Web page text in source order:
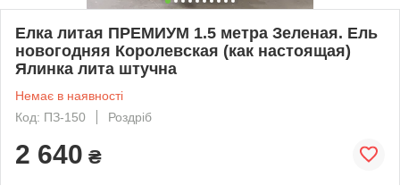
Елка литая ПРЕМИУМ 1.5 метра Зеленая. Ель
новогодняя Королевская (как настоящая)
Ялинка лита штучна
Немає в наявності
Код: ПЗ-150
Роздріб
2 640 ₴